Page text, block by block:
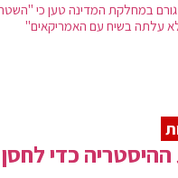
במחלקת המדינה טען כי
לא עלתה בשיח עם האמריקאים"
כדי לחסן